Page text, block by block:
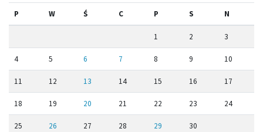
P W Ś C P S N
1 2 3
4 5 6 7 8 9 10
11 12 13 14 15 16 17
18 19 20 21 22 23 24
25 26 27 28 29 30